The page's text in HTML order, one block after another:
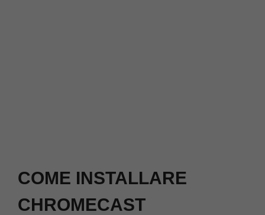
COME INSTALLARE
CHROMECAST